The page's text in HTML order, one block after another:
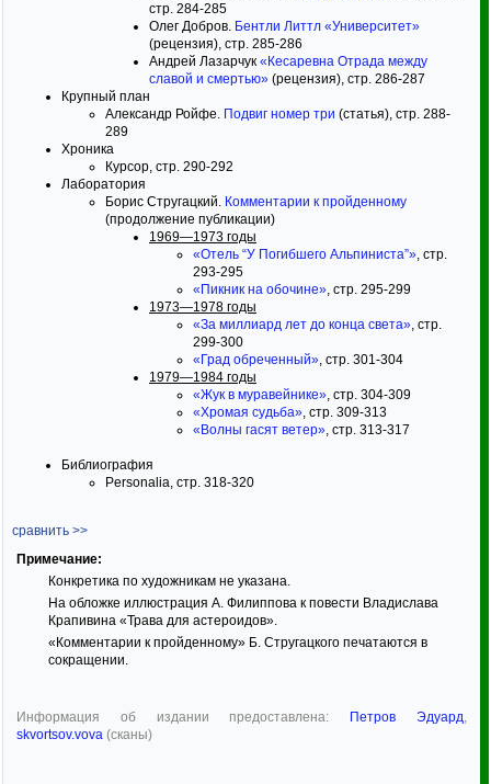
стр. 284-285
Олег Добров. Бентли Литтл «Университет»
(рецензия), стр. 285-286
Андрей Лазарчук «Кесаревна Отрада между
славой и смертью» (рецензия), стр. 286-287
Крупный план
Александр Ройфе. Подвиг номер три (статья), стр. 288-
289
Хроника
Курсор, стр. 290-292
Лаборатория
Борис Стругацкий. Комментарии к пройденному
(продолжение публикации)
1969—1973 годы
«Отель “У Погибшего Альпиниста”», стр.
293-295
«Пикник на обочине», стр. 295-299
1973—1978 годы
«За миллиард лет до конца света», стр.
299-300
«Град обреченный», стр. 301-304
1979—1984 годы
«Жук в муравейнике», стр. 304-309
«Хромая судьба», стр. 309-313
«Волны гасят ветер», стр. 313-317
Библиография
Personalia, стр. 318-320
сравнить >>
Примечание:
Конкретика по художникам не указана.
На обложке иллюстрация А. Филиппова к повести Владислава
Крапивина «Трава для астероидов».
«Комментарии к пройденному» Б. Стругацкого печатаются в
сокращении.
Информация об издании предоставлена: Петров Эдуард,
skvortsov.vova (сканы)